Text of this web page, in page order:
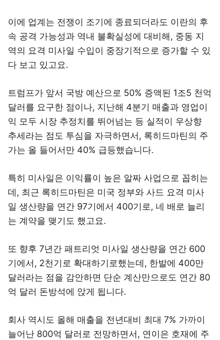
이에 업계는 전쟁이 조기에 종료되더라도 이란의 후
속 공격 가능성과 역내 불확실성에 대비해, 중동 지
역의 요격 미사일 수입이 중장기적으로 증가할 수 있
다 보고 있고요.
트럼프가 앞서 국방 예산으로 50% 증액된 1조5 천억
달러를 요구한 점이나, 지난해 4분기 매출과 영업이
익 모두 시장 추정치를 뛰어넘는 등 실적이 우상향
추세라는 점도 투심을 자극하면서, 록히드마틴의 주
가는 올 들어서만 40% 급등했습니다.
특히 미사일은 이익률이 높은 알짜 사업으로 꼽히는
데, 최근 록히드마틴은 미국 정부와 사드 요격 미사
일 생산량을 연간 97기에서 400기로, 네 배로 늘리
는 계약을 맺기도 했고요.
또 향후 7년간 패트리엇 미사일 생산량을 연간 600
기에서, 2천기로 확대하기로했는데, 한발에 400만
달러라는 점을 감안하면 단순 계산만으로도 연간 80
억 달러 돈방석에 앉게 됩니다.
회사 역시도 올해 매출을 전년대비 최대 7% 가까이
늘어난 800억 달러로 전망하면서, 연이은 호재에 주